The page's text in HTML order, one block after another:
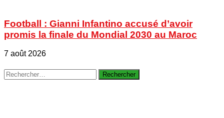
Football : Gianni Infantino accusé d’avoir
promis la finale du Mondial 2030 au Maroc
7 août 2026
Rechercher :